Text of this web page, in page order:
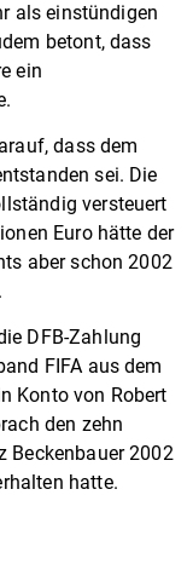
als einstündigen
betont, dass
ein
dass dem
sei. Die
versteuert
Euro hätte der
aber schon 2002
DFB-Zahlung
FIFA aus dem
Konto von Robert
den zehn
Beckenbauer 2002
hatte.